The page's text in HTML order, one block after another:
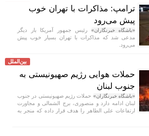
ترامپ: مذاکرات با تهران خوب
پیش می‌رود
«باشگاه خبرنگاران» رئیس جمهور آمریکا بار دیگر
مدعی شد که مذاکرات با تهران بسیار خوب پیش
می‌رود.
بین‌الملل
حملات هوایی رژیم صهیونیستی به
جنوب لبنان
«باشگاه خبرنگاران» حملات رژیم صهیونیستی در جنوب
لبنان ادامه دارد و منصوری، برج الشمالی و مجاورت
ارتفاعات علی الطاهر را هدف قرار داده که منجر به